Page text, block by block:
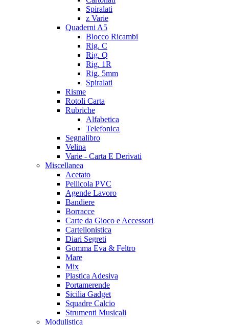
Spiralati
z Varie
Quaderni A5
Blocco Ricambi
Rig. C
Rig. Q
Rig. 1R
Rig. 5mm
Spiralati
Risme
Rotoli Carta
Rubriche
Alfabetica
Telefonica
Segnalibro
Velina
Varie - Carta E Derivati
Miscellanea
Acetato
Pellicola PVC
Agende Lavoro
Bandiere
Borracce
Carte da Gioco e Accessori
Cartellonistica
Diari Segreti
Gomma Eva & Feltro
Mare
Mix
Plastica Adesiva
Portamerende
Sicilia Gadget
Squadre Calcio
Strumenti Musicali
Modulistica